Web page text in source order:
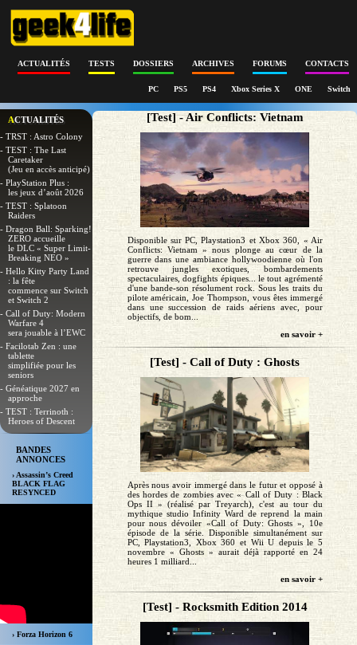
ACTUALITÉS TESTS DOSSIERS ARCHIVES FORUMS CONTACTS
PC PS5 PS4 Xbox Series X ONE Switch
ACTUALITÉS
- TRST : Astro Colony
- TEST : The Last
Caretaker
(Jeu en accès anticipé)
- PlayStation Plus :
les jeux d’août 2026
- TEST : Splatoon
Raiders
- Dragon Ball: Sparking!
ZERO accueille
le DLC « Super Limit-
Breaking NEO »
- Hello Kitty Party Land
: la fête
commence sur Switch
et Switch 2
- Call of Duty: Modern
Warfare 4
sera jouable à l’EWC
- Facilotab Zen : une
tablette
simplifiée pour les
seniors
- Généatique 2027 en
approche
- TEST : Terrinoth :
Heroes of Descent
BANDES
ANNONCES
› Assassin’s Creed
BLACK FLAG
RESYNCED
› Forza Horizon 6
[Test] - Air Conflicts: Vietnam
Disponible sur PC, Playstation3 et Xbox 360, « Air
Conflicts: Vietnam » nous plonge au cœur de la
guerre dans une ambiance hollywoodienne où l'on
retrouve jungles exotiques, bombardements
spectaculaires, dogfights épiques... le tout agrémenté
d'une bande-son résolument rock. Sous les traits du
pilote américain, Joe Thompson, vous êtes immergé
dans une succession de raids aériens avec, pour
objectifs, de bom...
en savoir +
[Test] - Call of Duty : Ghosts
Après nous avoir immergé dans le futur et opposé à
des hordes de zombies avec « Call of Duty : Black
Ops II » (réalisé par Treyarch), c'est au tour du
mythique studio Infinity Ward de reprend la main
pour nous dévoiler «Call of Duty: Ghosts », 10e
épisode de la série. Disponible simultanément sur
PC, Playstation3, Xbox 360 et Wii U depuis le 5
novembre « Ghosts » aurait déjà rapporté en 24
heures 1 milliard...
en savoir +
[Test] - Rocksmith Edition 2014